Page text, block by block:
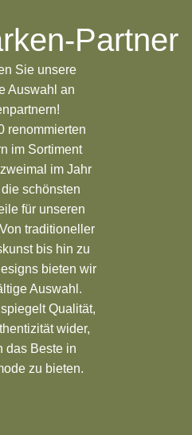
Partner
Sie unsere
Auswahl an
renommierten
im Sortiment
im Jahr
schönsten
für unseren
traditioneller
bis hin zu
bieten wir
Auswahl.
Qualität,
wider,
das Beste in
zu bieten.